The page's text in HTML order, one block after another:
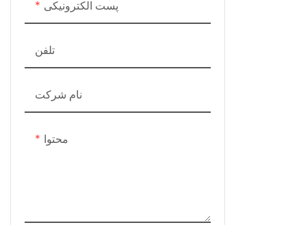
پست الکترونیکی
تلفن
نام شرکت
محتوا